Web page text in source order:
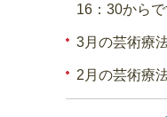
16：30から
3月の芸術療
2月の芸術療